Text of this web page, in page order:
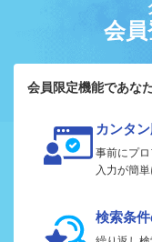
会
会員限定機能であな
カンタ
事前にプ
入力が簡単
検索条